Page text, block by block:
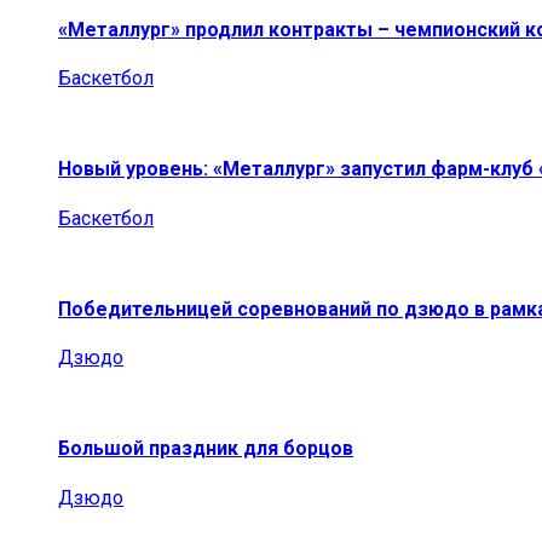
«Металлург» продлил контракты – чемпионский
Баскетбол
Новый уровень: «Металлург» запустил фарм-
Баскетбол
Победительницей соревнований по дзюдо в
Дзюдо
Большой праздник для борцов
Дзюдо